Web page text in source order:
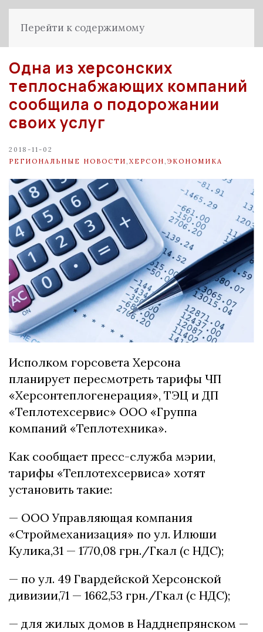
Перейти к содержимому
Одна из херсонских
теплоснабжающих компаний
сообщила о подорожании
своих услуг
2018-11-02
РЕГИОНАЛЬНЫЕ НОВОСТИ ХЕРСОН ЭКОНОМИКА
Исполком горсовета Херсона
планирует пересмотреть тарифы ЧП
«Херсонтеплогенерация», ТЭЦ и ДП
«Теплотехсервис» ООО «Группа
компаний «Теплотехника».
Как сообщает пресс-служба мэрии,
тарифы «Теплотехсервиса» хотят
установить такие:
— ООО Управляющая компания
«Строймеханизация» по ул. Илюши
Кулика,31 — 1770,08 грн./Гкал (с НДС);
— по ул. 49 Гвардейской Херсонской
дивизии,71 — 1662,53 грн./Гкал (с НДС);
— для жилых домов в Надднепрянском —